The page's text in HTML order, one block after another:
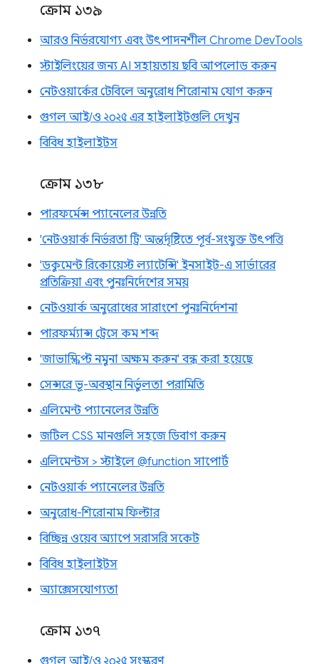
ক্রোম ১৩৯
আরও নির্ভরযোগ্য এবং উৎপাদনশীল Chrome DevTools
স্টাইলিংয়ের জন্য AI সহায়তায় ছবি আপলোড করুন
নেটওয়ার্কের টেবিলে অনুরোধ শিরোনাম যোগ করুন
গুগল আই/ও ২০২৫ এর হাইলাইটগুলি দেখুন
বিবিধ হাইলাইটস
ক্রোম ১৩৮
পারফর্মেন্স প্যানেলের উন্নতি
'নেটওয়ার্ক নির্ভরতা ট্রি' অন্তর্দৃষ্টিতে পূর্ব-সংযুক্ত উৎপত্তি
'ডকুমেন্ট রিকোয়েস্ট ল্যাটেন্সি' ইনসাইট-এ সার্ভারের
প্রতিক্রিয়া এবং পুনঃনির্দেশের সময়
নেটওয়ার্ক অনুরোধের সারাংশে পুনঃনির্দেশনা
পারফর্ম্যান্স ট্রেসে কম শব্দ
'জাভাস্ক্রিপ্ট নমুনা অক্ষম করুন' বন্ধ করা হয়েছে
সেন্সরে ভূ-অবস্থান নির্ভুলতা পরামিতি
এলিমেন্ট প্যানেলের উন্নতি
জটিল CSS মানগুলি সহজে ডিবাগ করুন
এলিমেন্টস > স্টাইলে @function সাপোর্ট
নেটওয়ার্ক প্যানেলের উন্নতি
অনুরোধ-শিরোনাম ফিল্টার
বিচ্ছিন্ন ওয়েব অ্যাপে সরাসরি সকেট
বিবিধ হাইলাইটস
অ্যাক্সেসযোগ্যতা
ক্রোম ১৩৭
গুগল আই/ও ২০২৫ সংস্করণ